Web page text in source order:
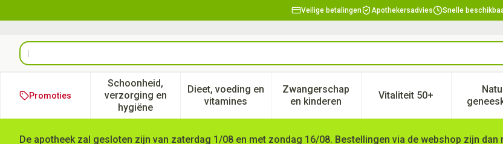
Veilige betalingen Apothekersadvies Snelle
Product, merk, categorie...
Promoties
Schoonheid,
verzorging en
hygiëne
Toon submenu voor Schoonheid, verzorging en hygiëne categorie
Dieet, voeding en
vitaminesToon submenu voor Dieet, voeding en vitamines categorie
Zwangerschap
en kinderenToon submenu voor Zwangerschap en
Vitaliteit 50+Toon submenu voor
De apotheek zal gesloten zijn van zaterdag 1/08 en met zondag 16/08. Bestellingen via de webshop zijn